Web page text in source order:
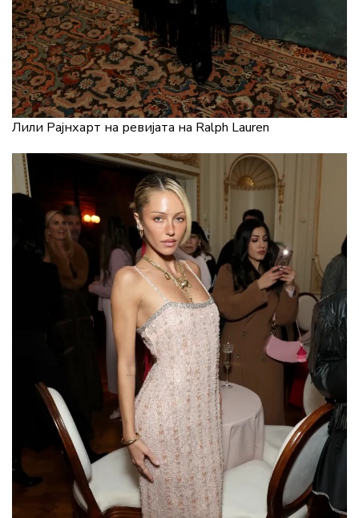
Лили Рајнхарт на ревијата на Ralph Lauren